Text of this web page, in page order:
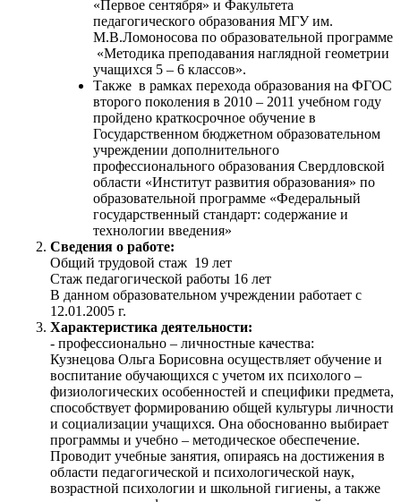
«Первое сентября» и Факультета
педагогического образования МГУ им.
М.В.Ломоносова по образовательной программе
«Методика преподавания наглядной геометрии
учащихся 5 – 6 классов».
Также в рамках перехода образования на ФГОС
второго поколения в 2010 – 2011 учебном году
пройдено краткосрочное обучение в
Государственном бюджетном образовательном
учреждении дополнительного
профессионального образования Свердловской
области «Институт развития образования» по
образовательной программе «Федеральный
государственный стандарт: содержание и
технологии введения»
Сведения о работе:
Общий трудовой стаж 19 лет
Стаж педагогической работы 16 лет
В данном образовательном учреждении работает с
12.01.2005 г.
Характеристика деятельности:
- профессионально – личностные качества:
Кузнецова Ольга Борисовна осуществляет обучение и
воспитание обучающихся с учетом их психолого –
физиологических особенностей и специфики предмета,
способствует формированию общей культуры личности
и социализации учащихся. Она обоснованно выбирает
программы и учебно – методическое обеспечение.
Проводит учебные занятия, опираясь на достижения в
области педагогической и психологической наук,
возрастной психологии и школьной гигиены, а также